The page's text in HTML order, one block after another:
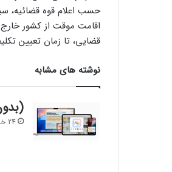
حسب اعلام قوه قضائیه،
اقامت موقت از کشور
قضایی، تا زمان تعیین
نوشته های مشابه
24 خرداد 1403